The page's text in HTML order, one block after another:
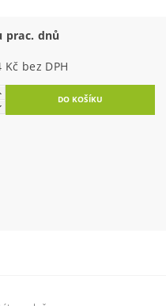
prac. dnů
1 966,94 Kč bez DPH